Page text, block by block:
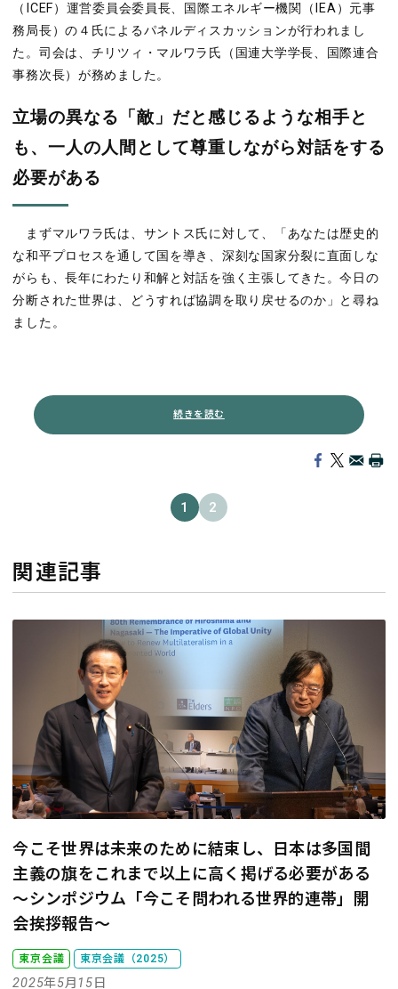
（ICEF）運営委員会委員長、国際エネルギー機関（IEA）元事
務局長）の４氏によるパネルディスカッションが行われまし
た。司会は、チリツィ・マルワラ氏（国連大学学長、国際連合
事務次長）が務めました。
立場の異なる「敵」だと感じるような相手と
も、一人の人間として尊重しながら対話をする
必要がある
まずマルワラ氏は、サントス氏に対して、「あなたは歴史的
な和平プロセスを通して国を導き、深刻な国家分裂に直面しな
がらも、長年にわたり和解と対話を強く主張してきた。今日の
分断された世界は、どうすれば協調を取り戻せるのか」と尋ね
ました。
続きを読む
1 2
関連記事
今こそ世界は未来のために結束し、日本は多国間
主義の旗をこれまで以上に高く掲げる必要がある
～シンポジウム「今こそ問われる世界的連帯」開
会挨拶報告～
東京会議 東京会議（2025）
2025年5月15日